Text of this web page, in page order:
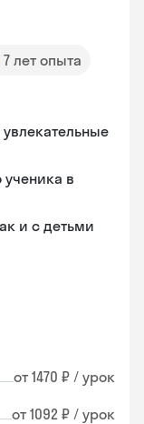
7 лет опыта
увлекательные
в
и с детьми
от 1470 ₽ / урок
от 1092 ₽ / урок